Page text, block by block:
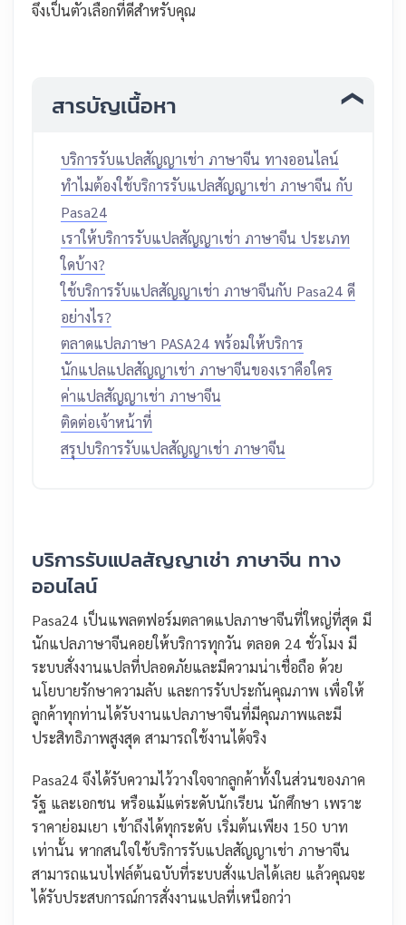
จึงเป็นตัวเลือกที่ดีสำหรับคุณ
สารบัญเนื้อหา
บริการรับแปลสัญญาเช่า ภาษาจีน ทางออนไลน์
ทำไมต้องใช้บริการรับแปลสัญญาเช่า ภาษาจีน กับ
Pasa24
เราให้บริการรับแปลสัญญาเช่า ภาษาจีน ประเภท
ใดบ้าง?
ใช้บริการรับแปลสัญญาเช่า ภาษาจีนกับ Pasa24 ดี
อย่างไร?
ตลาดแปลภาษา PASA24 พร้อมให้บริการ
นักแปลแปลสัญญาเช่า ภาษาจีนของเราคือใคร
ค่าแปลสัญญาเช่า ภาษาจีน
ติดต่อเจ้าหน้าที่
สรุปบริการรับแปลสัญญาเช่า ภาษาจีน
บริการรับแปลสัญญาเช่า ภาษาจีน ทาง
ออนไลน์
Pasa24 เป็นแพลตฟอร์มตลาดแปลภาษาจีนที่ใหญ่ที่สุด มี
นักแปลภาษาจีนคอยให้บริการทุกวัน ตลอด 24 ชั่วโมง มี
ระบบสั่งงานแปลที่ปลอดภัยและมีความน่าเชื่อถือ ด้วย
นโยบายรักษาความลับ และการรับประกันคุณภาพ เพื่อให้
ลูกค้าทุกท่านได้รับงานแปลภาษาจีนที่มีคุณภาพและมี
ประสิทธิภาพสูงสุด สามารถใช้งานได้จริง
Pasa24 จึงได้รับความไว้วางใจจากลูกค้าทั้งในส่วนของภาค
รัฐ และเอกชน หรือแม้แต่ระดับนักเรียน นักศึกษา เพราะ
ราคาย่อมเยา เข้าถึงได้ทุกระดับ เริ่มต้นเพียง 150 บาท
เท่านั้น หากสนใจใช้บริการรับแปลสัญญาเช่า ภาษาจีน
สามารถแนบไฟล์ต้นฉบับที่ระบบสั่งแปลได้เลย แล้วคุณจะ
ได้รับประสบการณ์การสั่งงานแปลที่เหนือกว่า